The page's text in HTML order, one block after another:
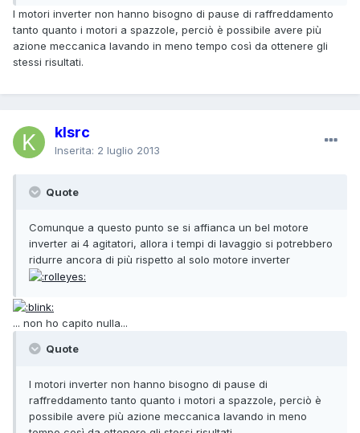
I motori inverter non hanno bisogno di pause di raffreddamento
tanto quanto i motori a spazzole, perciò è possibile avere più
azione meccanica lavando in meno tempo così da ottenere gli
stessi risultati.
klsrc
Inserita: 2 luglio 2013
Quote
Comunque a questo punto se si affianca un bel motore
inverter ai 4 agitatori, allora i tempi di lavaggio si potrebbero
ridurre ancora di più rispetto al solo motore inverter
... non ho capito nulla...
Quote
I motori inverter non hanno bisogno di pause di
raffreddamento tanto quanto i motori a spazzole, perciò è
possibile avere più azione meccanica lavando in meno